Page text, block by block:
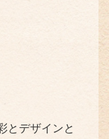
とデザインと